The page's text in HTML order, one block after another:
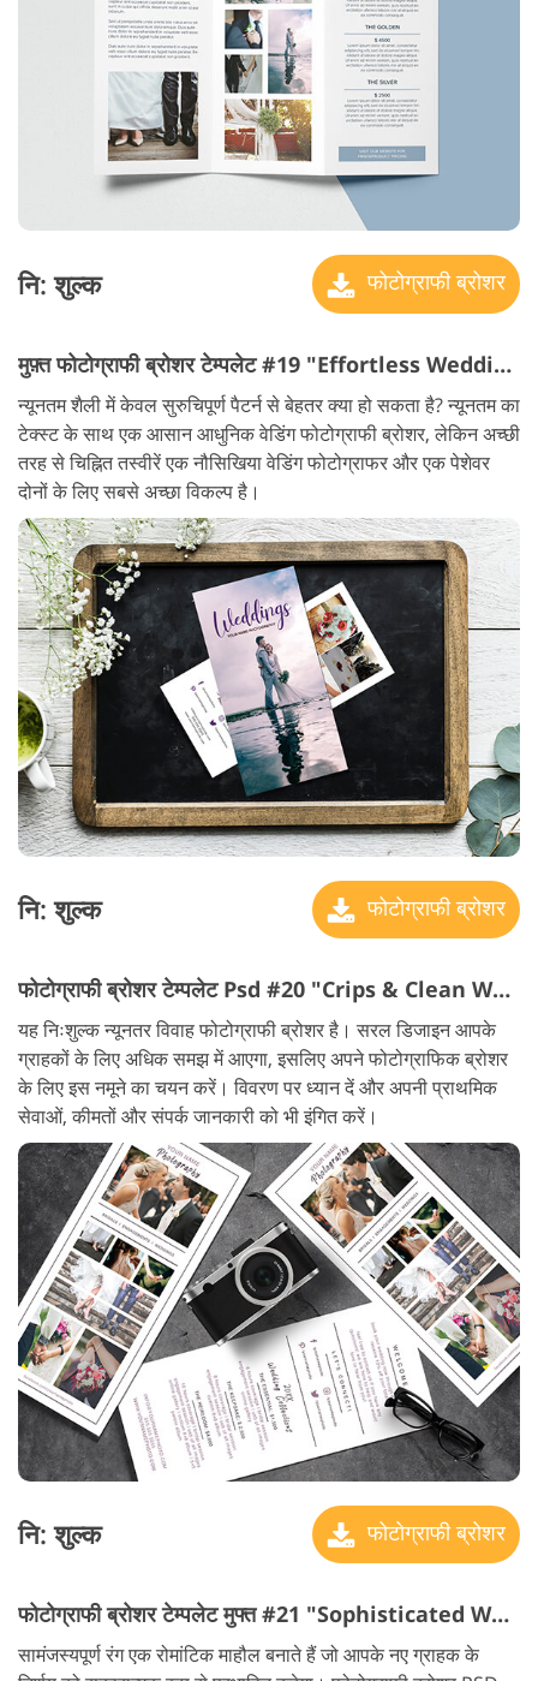
नि: शुल्क फोटोग्राफी ब्रोशर
मुफ़्त फोटोग्राफी ब्रोशर टेम्पलेट #19 "Effortless Wedding"
न्यूनतम शैली में केवल सुरुचिपूर्ण पैटर्न से बेहतर क्या हो सकता है? न्यूनतम का
टेक्स्ट के साथ एक आसान आधुनिक वेडिंग फोटोग्राफी ब्रोशर, लेकिन अच्छी
तरह से चिह्नित तस्वीरें एक नौसिखिया वेडिंग फोटोग्राफर और एक पेशेवर
दोनों के लिए सबसे अच्छा विकल्प है।
नि: शुल्क फोटोग्राफी ब्रोशर
फोटोग्राफी ब्रोशर टेम्पलेट Psd #20 "Crips & Clean Wedding"
यह निःशुल्क न्यूनतर विवाह फोटोग्राफी ब्रोशर है। सरल डिजाइन आपके
ग्राहकों के लिए अधिक समझ में आएगा, इसलिए अपने फोटोग्राफिक ब्रोशर
के लिए इस नमूने का चयन करें। विवरण पर ध्यान दें और अपनी प्राथमिक
सेवाओं, कीमतों और संपर्क जानकारी को भी इंगित करें।
नि: शुल्क फोटोग्राफी ब्रोशर
फोटोग्राफी ब्रोशर टेम्पलेट मुफ्त #21 "Sophisticated Wedding"
सामंजस्यपूर्ण रंग एक रोमांटिक माहौल बनाते हैं जो आपके नए ग्राहक के